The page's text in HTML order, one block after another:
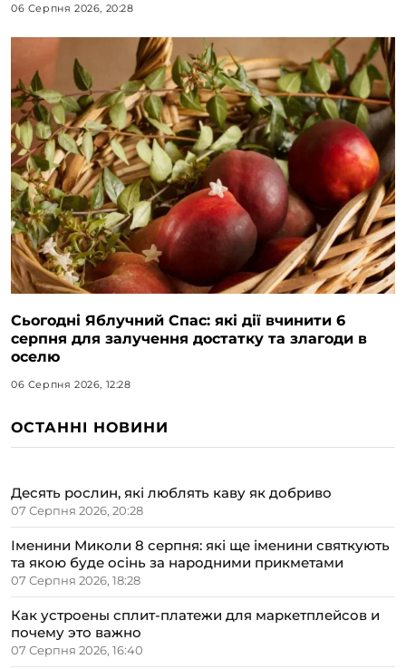
06 Серпня 2026, 20:28
Сьогодні Яблучний Спас: які дії вчинити 6
серпня для залучення достатку та злагоди в
оселю
06 Серпня 2026, 12:28
ОСТАННІ НОВИНИ
Десять рослин, які люблять каву як добриво
07 Серпня 2026, 20:28
Іменини Миколи 8 серпня: які ще іменини святкують
та якою буде осінь за народними прикметами
07 Серпня 2026, 18:28
Как устроены сплит-платежи для маркетплейсов и
почему это важно
07 Серпня 2026, 16:40